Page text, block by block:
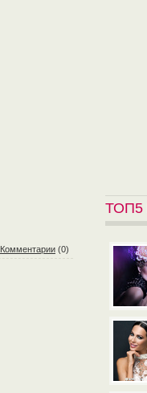
Комментарии (0)
ТОП5